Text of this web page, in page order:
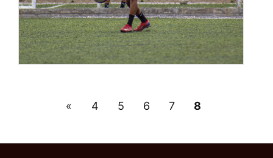
« 4 5 6 7 8